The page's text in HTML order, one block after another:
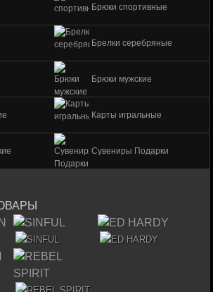
Брюки спортивные
Брелки серебряные
Брюки мужские
Карты игральные
Сувениры Подарки